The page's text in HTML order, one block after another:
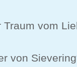
vom
von